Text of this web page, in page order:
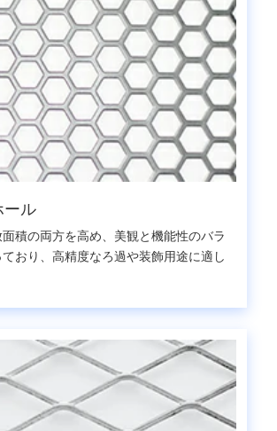
ル
積の両方を高め、美観と機能性のバラ
おり、高精度なろ過や装飾用途に適し